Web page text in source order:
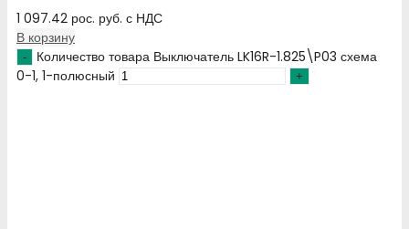
1 097.42 рос. руб. с НДС
В корзину
Количество товара Выключатель LK16R-1.825\P03 схема
0-1, 1-полюсный